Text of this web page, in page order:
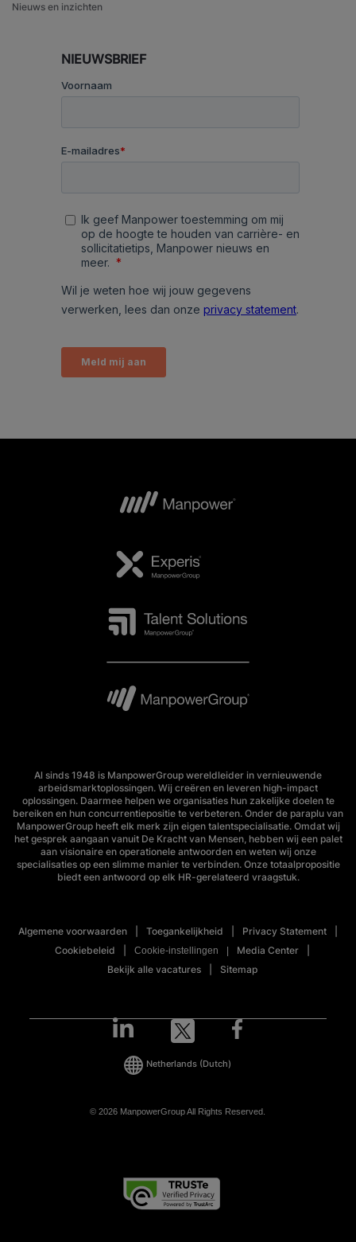
Nieuws en inzichten
NIEUWSBRIEF
Al sinds 1948 is ManpowerGroup wereldleider in vernieuwende
arbeidsmarktoplossingen. Wij creëren en leveren high-impact
oplossingen. Daarmee helpen we organisaties hun zakelijke doelen te
bereiken en hun concurrentiepositie te verbeteren. Onder de paraplu van
ManpowerGroup heeft elk merk zijn eigen talentspecialisatie. Omdat wij
het gesprek aangaan vanuit De Kracht van Mensen, hebben wij een palet
aan visionaire en operationele antwoorden en weten wij onze
specialisaties op een slimme manier te verbinden. Onze totaalpropositie
biedt een antwoord op elk HR-gerelateerd vraagstuk.
Algemene voorwaarden Toegankelijkheid
Privacy Statement
Cookiebeleid
Cookie-instellingen
Media Center
Bekijk alle vacatures
Sitemap
© 2026 ManpowerGroup All Rights Reserved.
Netherlands (Dutch)